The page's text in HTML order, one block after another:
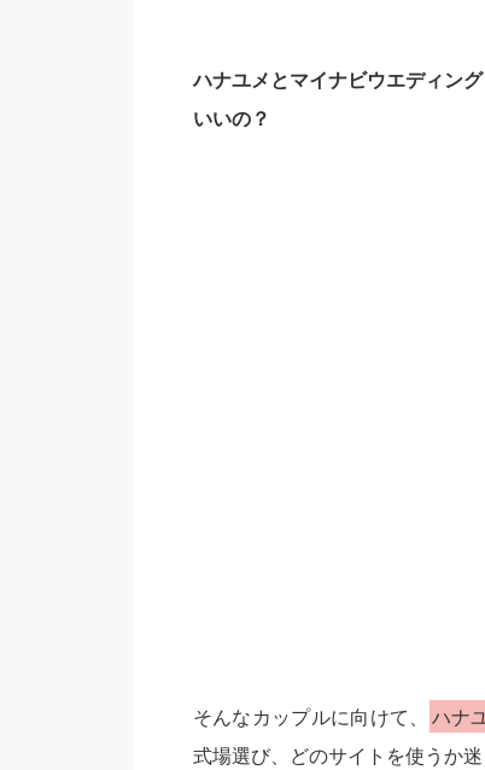
ハナユメとマイナビウエディン
いいの？
そんなカップルに向けて、 ハナ
式場選び、どのサイトを使うか